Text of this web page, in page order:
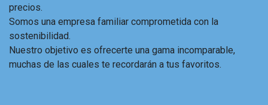
precios.
Somos una empresa familiar comprometida con la
sostenibilidad.
Nuestro objetivo es ofrecerte una gama incomparable,
muchas de las cuales te recordarán a tus favoritos.